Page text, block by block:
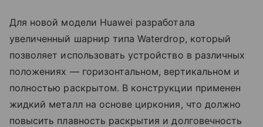
Для новой модели Huawei разработала
увеличенный шарнир типа Waterdrop, который
позволяет использовать устройство в различных
положениях — горизонтальном, вертикальном и
полностью раскрытом. В конструкции применен
жидкий металл на основе циркония, что должно
повысить плавность раскрытия и долговечность